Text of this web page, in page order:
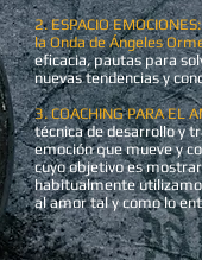
2. ESPACIO
la Onda de Ángeles
eficacia, pautas para
nuevas tendencias y
3. COACHING PARA EL
técnica de desarrollo y
emoción que mueve y
cuyo objetivo es
habitualmente
al amor tal y como lo